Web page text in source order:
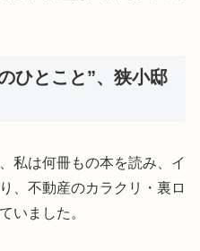
ひとこと”、狭小邸
私は何冊もの本を読み、イ
、不動産のカラクリ・裏ロ
いました。